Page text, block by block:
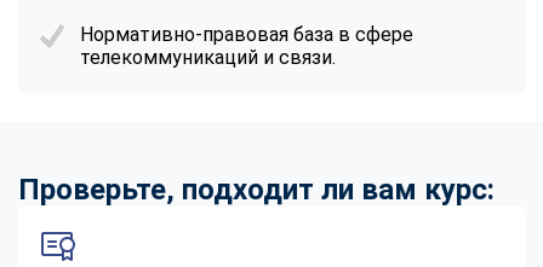
Нормативно-правовая база в сфере
телекоммуникаций и связи.
Проверьте, подходит ли вам курс: